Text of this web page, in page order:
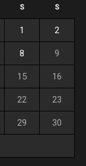
S S
1 2
8 9
15 16
22 23
29 30